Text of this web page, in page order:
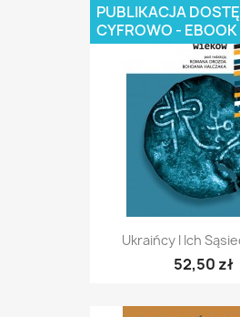
Ukraińcy I Ich
52,50 zł
PUBLIKACJA
CYFROWO - EBOOK